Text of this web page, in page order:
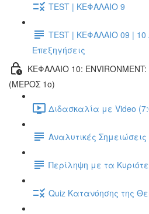
TEST | ΚΕΦΑΛΑΙΟ 9
TEST | ΚΕΦΑΛΑΙΟ 09 | 10
Επεξηγήσεις
ΚΕΦΑΛΑΙΟ 10: ENVIRONMENT:
(ΜΕΡΟΣ 1ο)
Διδασκαλία με Video
Αναλυτικές Σημειώσεις
Περίληψη με τα
Quiz Κατανόησης της